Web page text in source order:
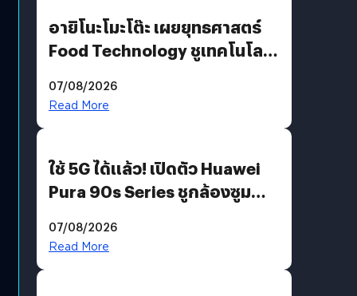
อายิโนะโมะโต๊ะ เผยยุทธศาสตร์
Food Technology ชูเทคโนโลยี
บริโภคและ B2B
07/08/2026
Read More
ใช้ 5G ได้แล้ว! เปิดตัว Huawei
Pura 90s Series ชูกล้องซูม
07/08/2026
Read More